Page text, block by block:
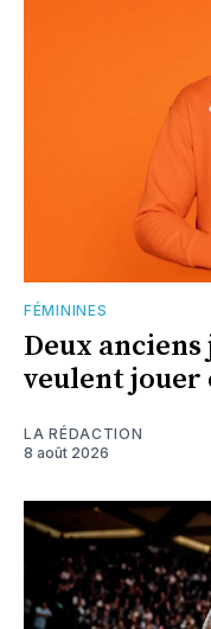
FÉMININES
Deux anciens
veulent jouer
LA RÉDACTION
8 août 2026